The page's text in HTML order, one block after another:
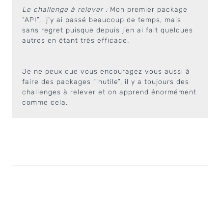
Le challenge à relever : Mon premier package
“API”, j’y ai passé beaucoup de temps, mais
sans regret puisque depuis j’en ai fait quelques
autres en étant très efficace.
Je ne peux que vous encouragez vous aussi à
faire des packages “inutile”, il y a toujours des
challenges à relever et on apprend énormément
comme cela.